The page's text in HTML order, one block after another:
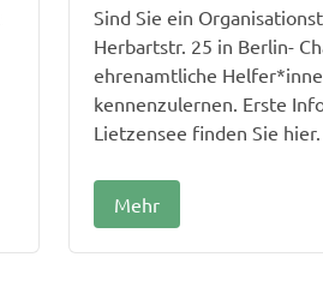
Sind Sie ein
Herbartstr. 25 in Berlin-
ehrenamtliche
kennenzulernen. Erste
Lietzensee finden Sie hier.
Mehr